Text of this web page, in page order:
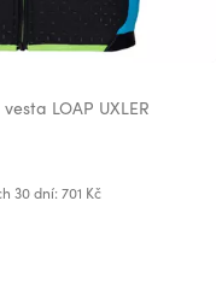
LOAP UXLER
30 dní: 701 Kč